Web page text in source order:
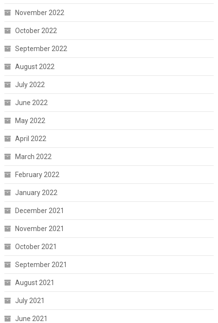
November 2022
October 2022
September 2022
August 2022
July 2022
June 2022
May 2022
April 2022
March 2022
February 2022
January 2022
December 2021
November 2021
October 2021
September 2021
August 2021
July 2021
June 2021